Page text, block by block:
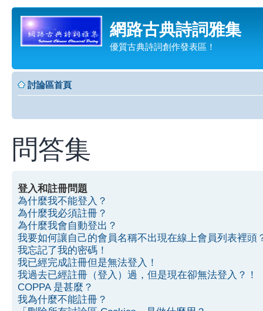
網路古典詩詞雅集
優質古典詩詞創作發表區！
討論區首頁
問答集
登入和註冊問題
為什麼我不能登入？
為什麼我必須註冊？
為什麼我會自動登出？
我要如何讓自己的會員名稱不出現在線上會員列表裡頭
我忘記了我的密碼！
我已經完成註冊但是無法登入！
我過去已經註冊（登入）過，但是現在卻無法登入？！
COPPA 是甚麼？
我為什麼不能註冊？